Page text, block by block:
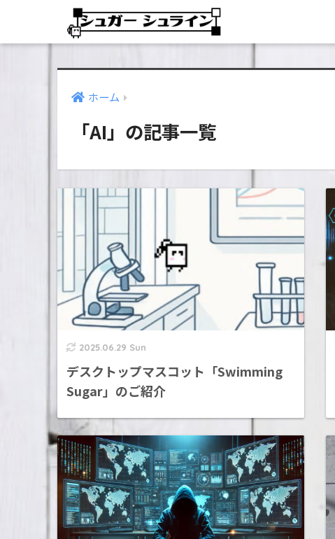
ホーム
「AI」の記事一覧
2025.06.29 Sun
デスクトップマスコット「Swimming
Sugar」のご紹介